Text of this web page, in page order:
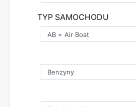
TYP SAMOCHODU